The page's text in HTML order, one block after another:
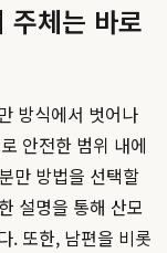
체는 바로
방식에서 벗어나
안전한 범위 내에
만 방법을 선택할
설명을 통해 산모
. 또한, 남편을 비롯